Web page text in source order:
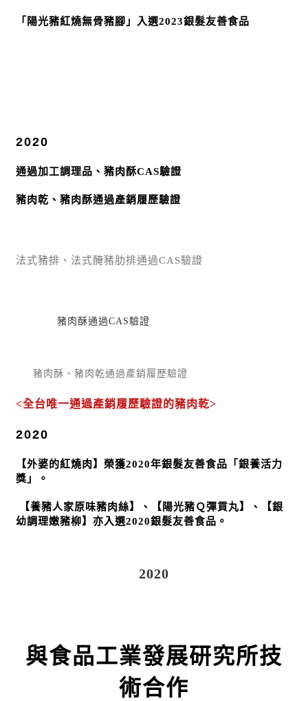
「陽光豬紅燒無骨豬腳」入選2023銀髮友善食品
2020
通過加工調理品、豬肉酥CAS驗證
豬肉乾、豬肉酥通過產銷履歷驗證
法式豬排、法式醃豬肋排通過CAS驗證
豬肉酥通過CAS驗證
豬肉酥、豬肉乾通過產銷履歷驗證
<全台唯一通過產銷履歷驗證的豬肉乾>
2020
【外婆的紅燒肉】榮獲2020年銀髮友善食品「銀養活力
獎」。
【養豬人家原味豬肉絲】、【陽光豬Ｑ彈貢丸】、【銀
幼調理嫩豬柳】亦入選2020銀髮友善食品。
2020
與食品工業發展研究所技
術合作